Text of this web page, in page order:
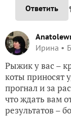
Ответить
Ирина
Рыжик у вас –
коты приносят
прогнал и за
что ждать вам
результатов –